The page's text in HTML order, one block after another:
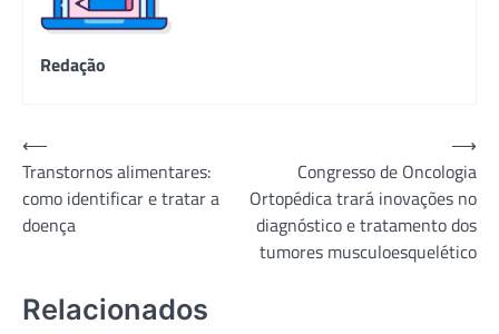
Redação
Navegação
de
Post
⟵
Transtornos alimentares:
como identificar e tratar a
doença
Congresso de Oncologia
Ortopédica trará inovações no
diagnóstico e tratamento dos
tumores musculoesquelético
⟶
Relacionados